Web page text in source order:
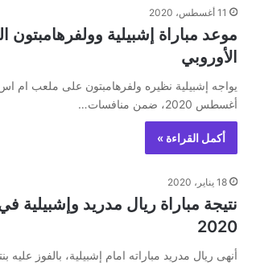
11 أغسطس، 2020
الأوروبي
أغسطس 2020، ضمن منافسات…
أكمل القراءة »
18 يناير، 2020
2020
أنهى ريال مدريد مباراته امام إشبيلية، بالفوز